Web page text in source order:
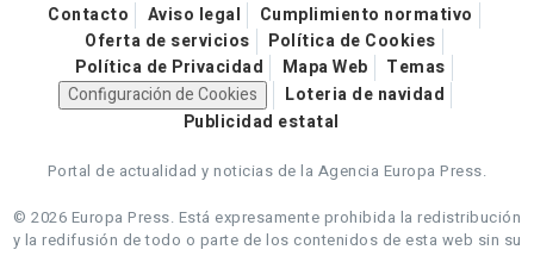
Contacto Aviso legal
Cumplimiento normativo
Oferta de servicios
Política de Cookies
Política de Privacidad
Mapa Web
Temas
Configuración de Cookies
Loteria de navidad
Publicidad estatal
Portal de actualidad y noticias de la Agencia Europa Press.
© 2026 Europa Press. Está expresamente prohibida la redistribución
y la redifusión de todo o parte de los contenidos de esta web sin su